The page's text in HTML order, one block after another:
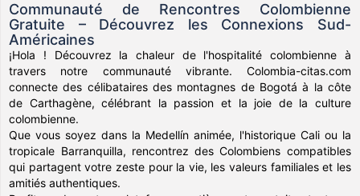
Communauté de Rencontres Colombienne
Gratuite – Découvrez les Connexions Sud-
Américaines
¡Hola ! Découvrez la chaleur de l'hospitalité colombienne à
travers notre communauté vibrante. Colombia-citas.com
connecte des célibataires des montagnes de Bogotá à la côte
de Carthagène, célébrant la passion et la joie de la culture
colombienne.
Que vous soyez dans la Medellín animée, l'historique Cali ou la
tropicale Barranquilla, rencontrez des Colombiens compatibles
qui partagent votre zeste pour la vie, les valeurs familiales et les
amitiés authentiques.